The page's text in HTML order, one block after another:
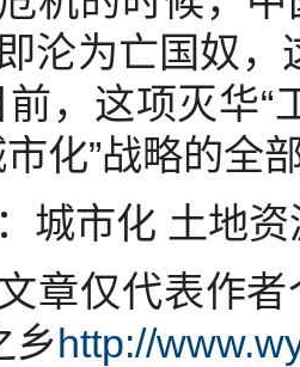
沦为亡国奴，
前，这项灭华
市化”战略的全
城市化 土地
章仅代表作
乡http://